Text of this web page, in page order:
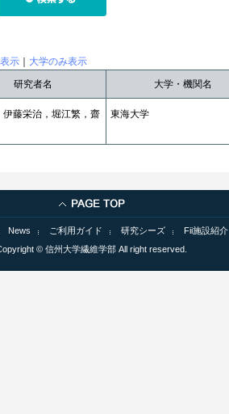
示 大学のみ表示
研究者名 大学・機関名
伊藤栄治，堀江繁，齋
東海大学
News ご利用ガイド 研究シーズ
Fii施設紹介
© 信州大学繊維学部 All right reserved.